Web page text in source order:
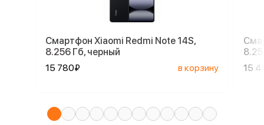
Смартфон Xiaomi Redmi Note 14S,
8.256 Гб, черный
15 780₽
в корзину
15